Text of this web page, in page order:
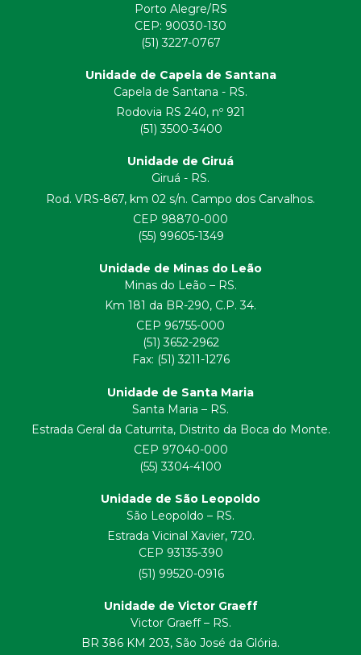
Porto Alegre/RS
CEP: 90030-130
(51) 3227-0767
Unidade de Capela de Santana
Capela de Santana - RS.
Rodovia RS 240, nº 921
(51) 3500-3400
Unidade de Giruá
Giruá - RS.
Rod. VRS-867, km 02 s/n. Campo dos Carvalhos.
CEP 98870-000
(55) 99605-1349
Unidade de Minas do Leão
Minas do Leão – RS.
Km 181 da BR-290, C.P. 34.
CEP 96755-000
(51) 3652-2962
Fax: (51) 3211-1276
Unidade de Santa Maria
Santa Maria – RS.
Estrada Geral da Caturrita, Distrito da Boca do Monte.
CEP 97040-000
(55) 3304-4100
Unidade de São Leopoldo
São Leopoldo – RS.
Estrada Vicinal Xavier, 720.
CEP 93135-390
(51) 99520-0916
Unidade de Victor Graeff
Victor Graeff – RS.
BR 386 KM 203, São José da Glória.